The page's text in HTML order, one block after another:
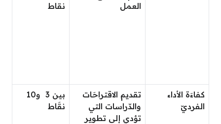
العمل
نقاط
كفاءَة الأداء
الفرديّ
تقديم الاقتراحَات
والدّراسات التي
تؤدي إلى تطوير
بين 3 و10
نقَاط